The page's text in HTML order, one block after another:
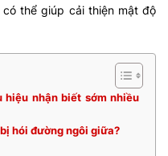
thể giúp cải thiện mật độ
hiệu nhận biết sớm nhiều
hói đường ngôi giữa?